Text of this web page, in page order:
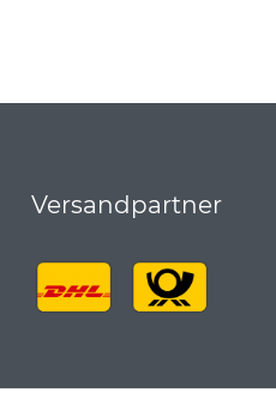
Versandpartner